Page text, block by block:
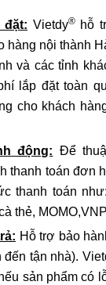
đặt: Vietdy®hỗ
hàng nội thành
và các tỉnh
lắp đặt toàn
cho khách
động: Để
thanh toán đơn
thanh toán
thẻ,
Hỗ trợ bảo
đến tận nhà).
sản phẩm có